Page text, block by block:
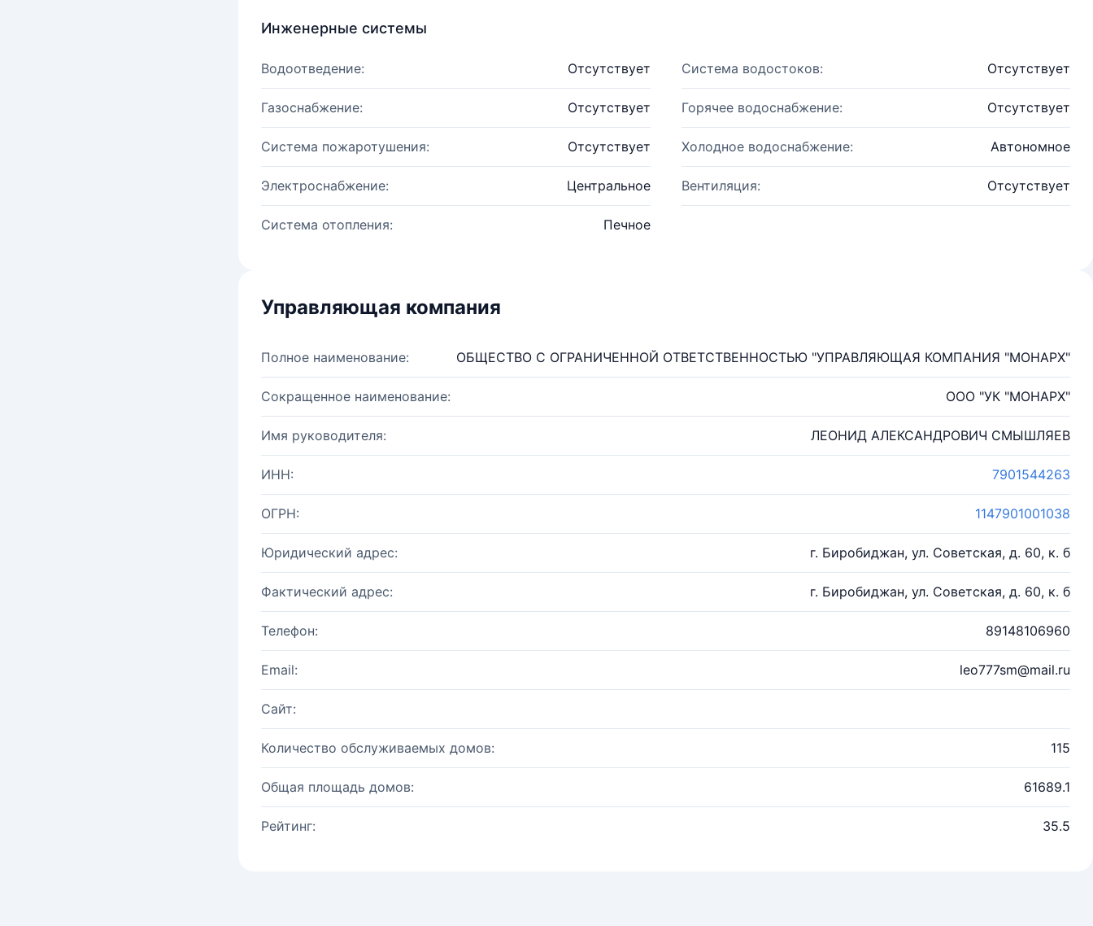
Инженерные системы
Водоотведение: Отсутствует Система водостоков: Отсутствует
Газоснабжение: Отсутствует Горячее водоснабжение: Отсутствует
Система пожаротушения: Отсутствует Холодное водоснабжение: Автономное
Электроснабжение: Центральное Вентиляция: Отсутствует
Система отопления: Печное
Управляющая компания
Полное наименование: ОБЩЕСТВО С ОГРАНИЧЕННОЙ ОТВЕТСТВЕННОСТЬЮ "УПРАВЛЯЮЩАЯ КОМПАНИЯ "МОНАРХ"
Сокращенное наименование: ООО "УК "МОНАРХ"
Имя руководителя: ЛЕОНИД АЛЕКСАНДРОВИЧ СМЫШЛЯЕВ
ИНН: 7901544263
ОГРН: 1147901001038
Юридический адрес: г. Биробиджан, ул. Советская, д. 60, к. б
Фактический адрес: г. Биробиджан, ул. Советская, д. 60, к. б
Телефон: 89148106960
Email: leo777sm@mail.ru
Сайт:
Количество обслуживаемых домов: 115
Общая площадь домов: 61689.1
Рейтинг: 35.5